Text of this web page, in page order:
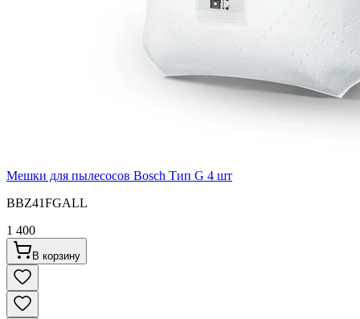
Мешки для пылесосов Bosch Тип G 4 шт
BBZ41FGALL
1 400
В корзину